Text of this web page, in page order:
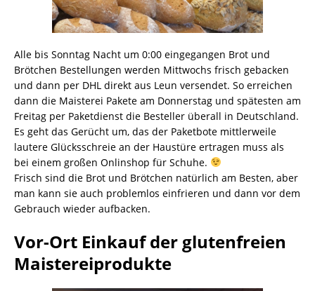
Alle bis Sonntag Nacht um 0:00 eingegangen Brot und
Brötchen Bestellungen werden Mittwochs frisch gebacken
und dann per DHL direkt aus Leun versendet. So erreichen
dann die Maisterei Pakete am Donnerstag und spätesten am
Freitag per Paketdienst die Besteller überall in Deutschland.
Es geht das Gerücht um, das der Paketbote mittlerweile
lautere Glücksschreie an der Haustüre ertragen muss als
bei einem großen Onlinshop für Schuhe.
Frisch sind die Brot und Brötchen natürlich am Besten, aber
man kann sie auch problemlos einfrieren und dann vor dem
Gebrauch wieder aufbacken.
Vor-Ort Einkauf der glutenfreien
Maistereiprodukte